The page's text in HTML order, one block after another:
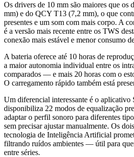
Os drivers de 10 mm são maiores que os
mm) e do QCY T13 (7,2 mm), o que
presentes e um som com mais corpo. A
é a versão mais recente entre os TWS
conexão mais estável e menor consumo
A bateria oferece até 10 horas de
a maior autonomia individual entre os
comparados — e mais 20 horas com o
O carregamento rápido também está
Um diferencial interessante é o aplicativo
disponibiliza 22 modos de equalização
adaptar o perfil sonoro para diferentes
sem precisar ajustar manualmente. Os
tecnologia de Inteligência Artificial
filtrando ruídos ambientes — útil para
entre séries.